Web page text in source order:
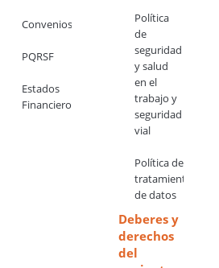
Convenios
PQRSF
Estados
Financieros
Política
de
seguridad
y salud
en el
trabajo y
seguridad
vial
Política de
tratamiento
de datos
Deberes y
derechos
del